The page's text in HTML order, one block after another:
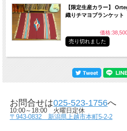
【限定生産カラー】
織りチマヨブランケッ
価格
売り切れました
お問合せは025-523-1756へ
10:00～18:00 火曜日定休
〒943-0832 新潟県上越市本町5-2-2